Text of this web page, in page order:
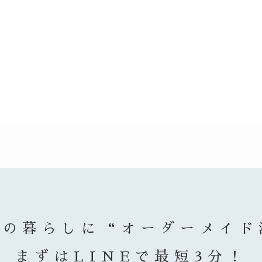
暮らしに
“オーダーメイ
まずはLINEで最短3分！